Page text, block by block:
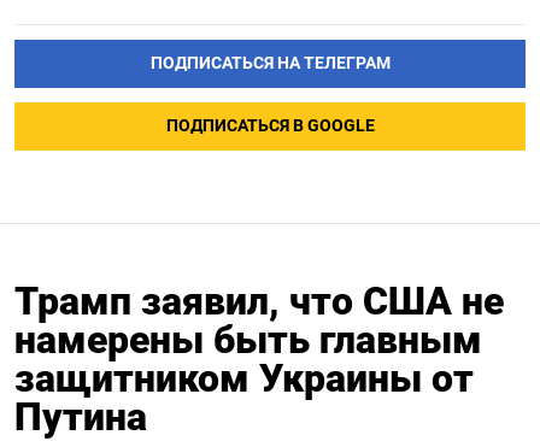
ПОДПИСАТЬСЯ НА ТЕЛЕГРАМ
ПОДПИСАТЬСЯ В GOOGLE
Трамп заявил, что США не
намерены быть главным
защитником Украины от
Путина